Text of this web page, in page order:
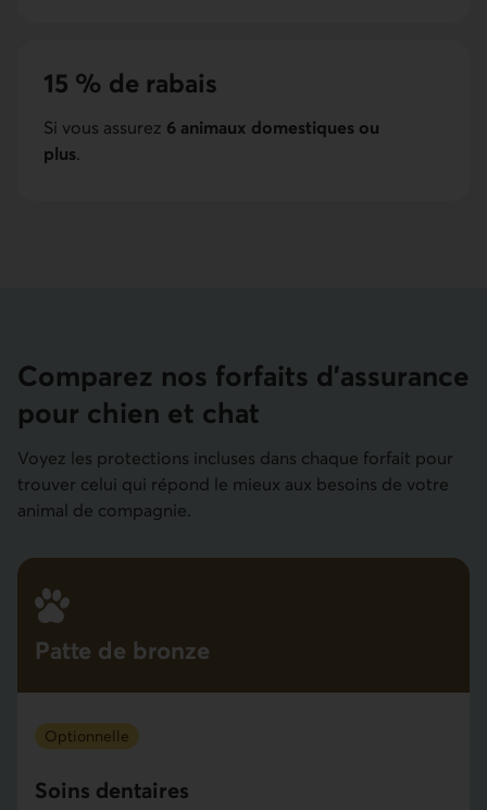
15 % de rabais
Si vous assurez 6 animaux domestiques ou
plus.
Comparez nos forfaits d'assurance
pour chien et chat
Voyez les protections incluses dans chaque forfait pour
trouver celui qui répond le mieux aux besoins de votre
animal de compagnie.
Patte de bronze
Soins dentaires
Optionnelle